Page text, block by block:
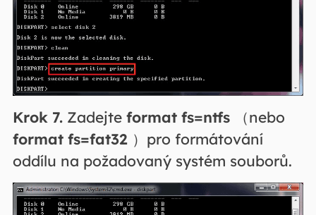
Krok 7.Zadejte format fs=ntfs（nebo
format fs=fat32）pro formátování
oddílu na požadovaný systém souborů.